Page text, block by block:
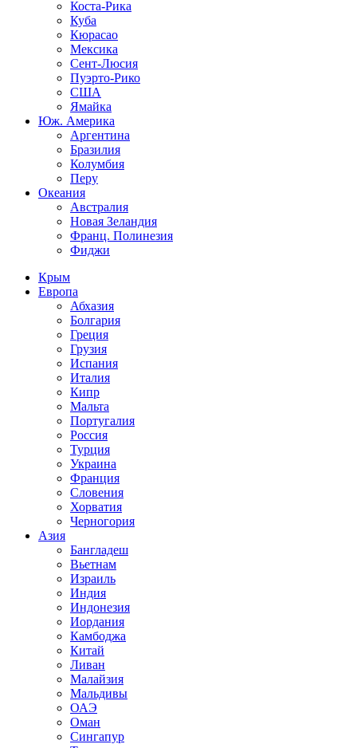
Коста-Рика
Куба
Кюрасао
Мексика
Сент-Люсия
Пуэрто-Рико
США
Ямайка
Юж. Америка
Аргентина
Бразилия
Колумбия
Перу
Океания
Австралия
Новая Зеландия
Франц. Полинезия
Фиджи
Крым
Европа
Абхазия
Болгария
Греция
Грузия
Испания
Италия
Кипр
Мальта
Португалия
Россия
Турция
Украина
Франция
Словения
Хорватия
Черногория
Азия
Бангладеш
Вьетнам
Израиль
Индия
Индонезия
Иордания
Камбоджа
Китай
Ливан
Малайзия
Мальдивы
ОАЭ
Оман
Сингапур